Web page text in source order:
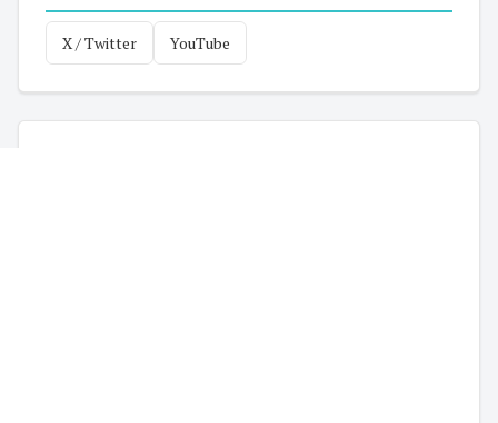
X / Twitter YouTube